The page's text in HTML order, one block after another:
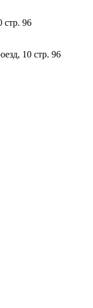
стр. 96
10 стр. 96